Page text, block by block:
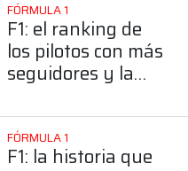
FÓRMULA 1
F1: el ranking de
los pilotos con más
seguidores y la
posición de
Colapinto
FÓRMULA 1
F1: la historia que